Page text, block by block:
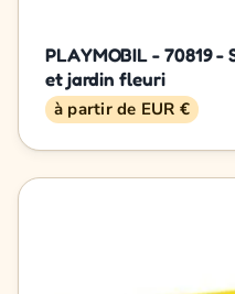
PLAYMOBIL - 70819
et jardin fleuri
à partir de EUR €